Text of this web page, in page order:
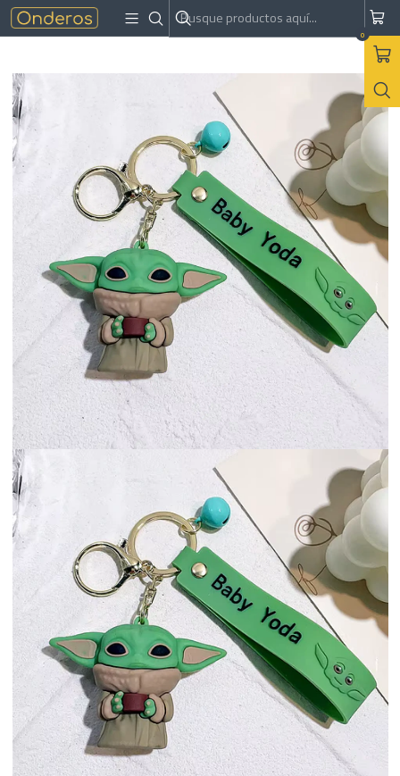
0
Inicio Accesorios Llaveros Llavero Grogu - Star Wars